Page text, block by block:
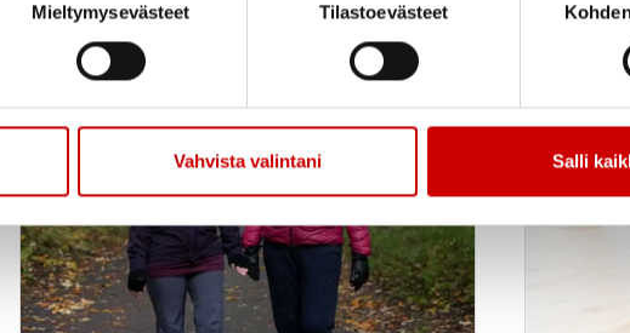
Mieltymysevästeet Tilastoevästeet
Vahvista valintani Salli